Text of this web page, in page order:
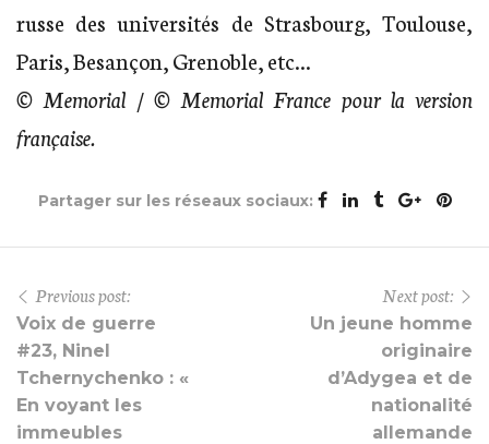
russe des universités de Strasbourg, Toulouse,
Paris, Besançon, Grenoble, etc…
© Memorial / © Memorial France pour la version
française.
Partager sur les réseaux sociaux:
Previous post:
Voix de guerre
#23, Ninel
Tchernychenko : «
En voyant les
immeubles
Next post:
Un jeune homme
originaire
d’Adygea et de
nationalité
allemande